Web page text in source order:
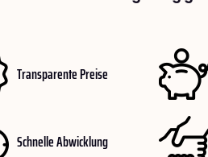
Transparente Preise
Schnelle Abwicklung